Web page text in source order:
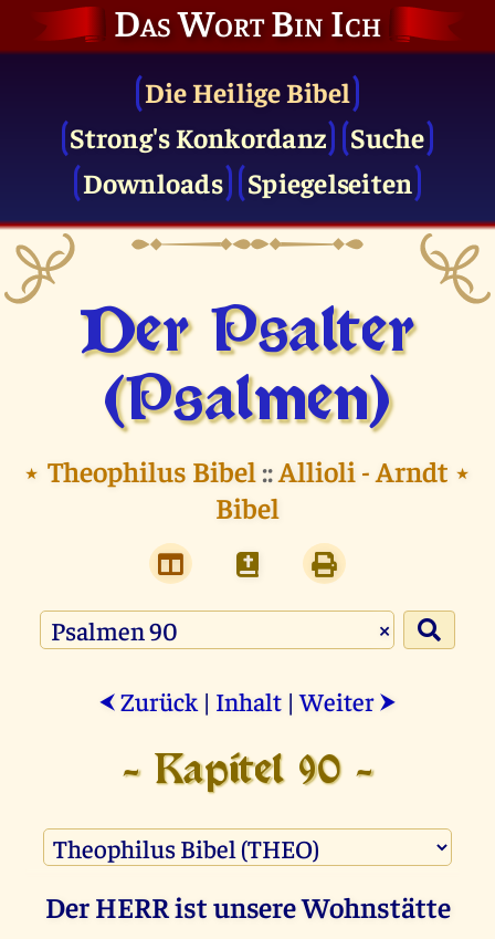
Das Wort Bin Ich
Die Heilige Bibel
Strong's Konkordanz
Suche
Downloads
Spiegelseiten
Der Psalter
(Psalmen)
⭑ Theophilus Bibel ::Allioli - Arndt
Bibel
⭑
×
⮜ Zurück | Inhalt |Weiter ⮞
- Kapitel 90 -
Der HERR ist unsere Wohnstätte